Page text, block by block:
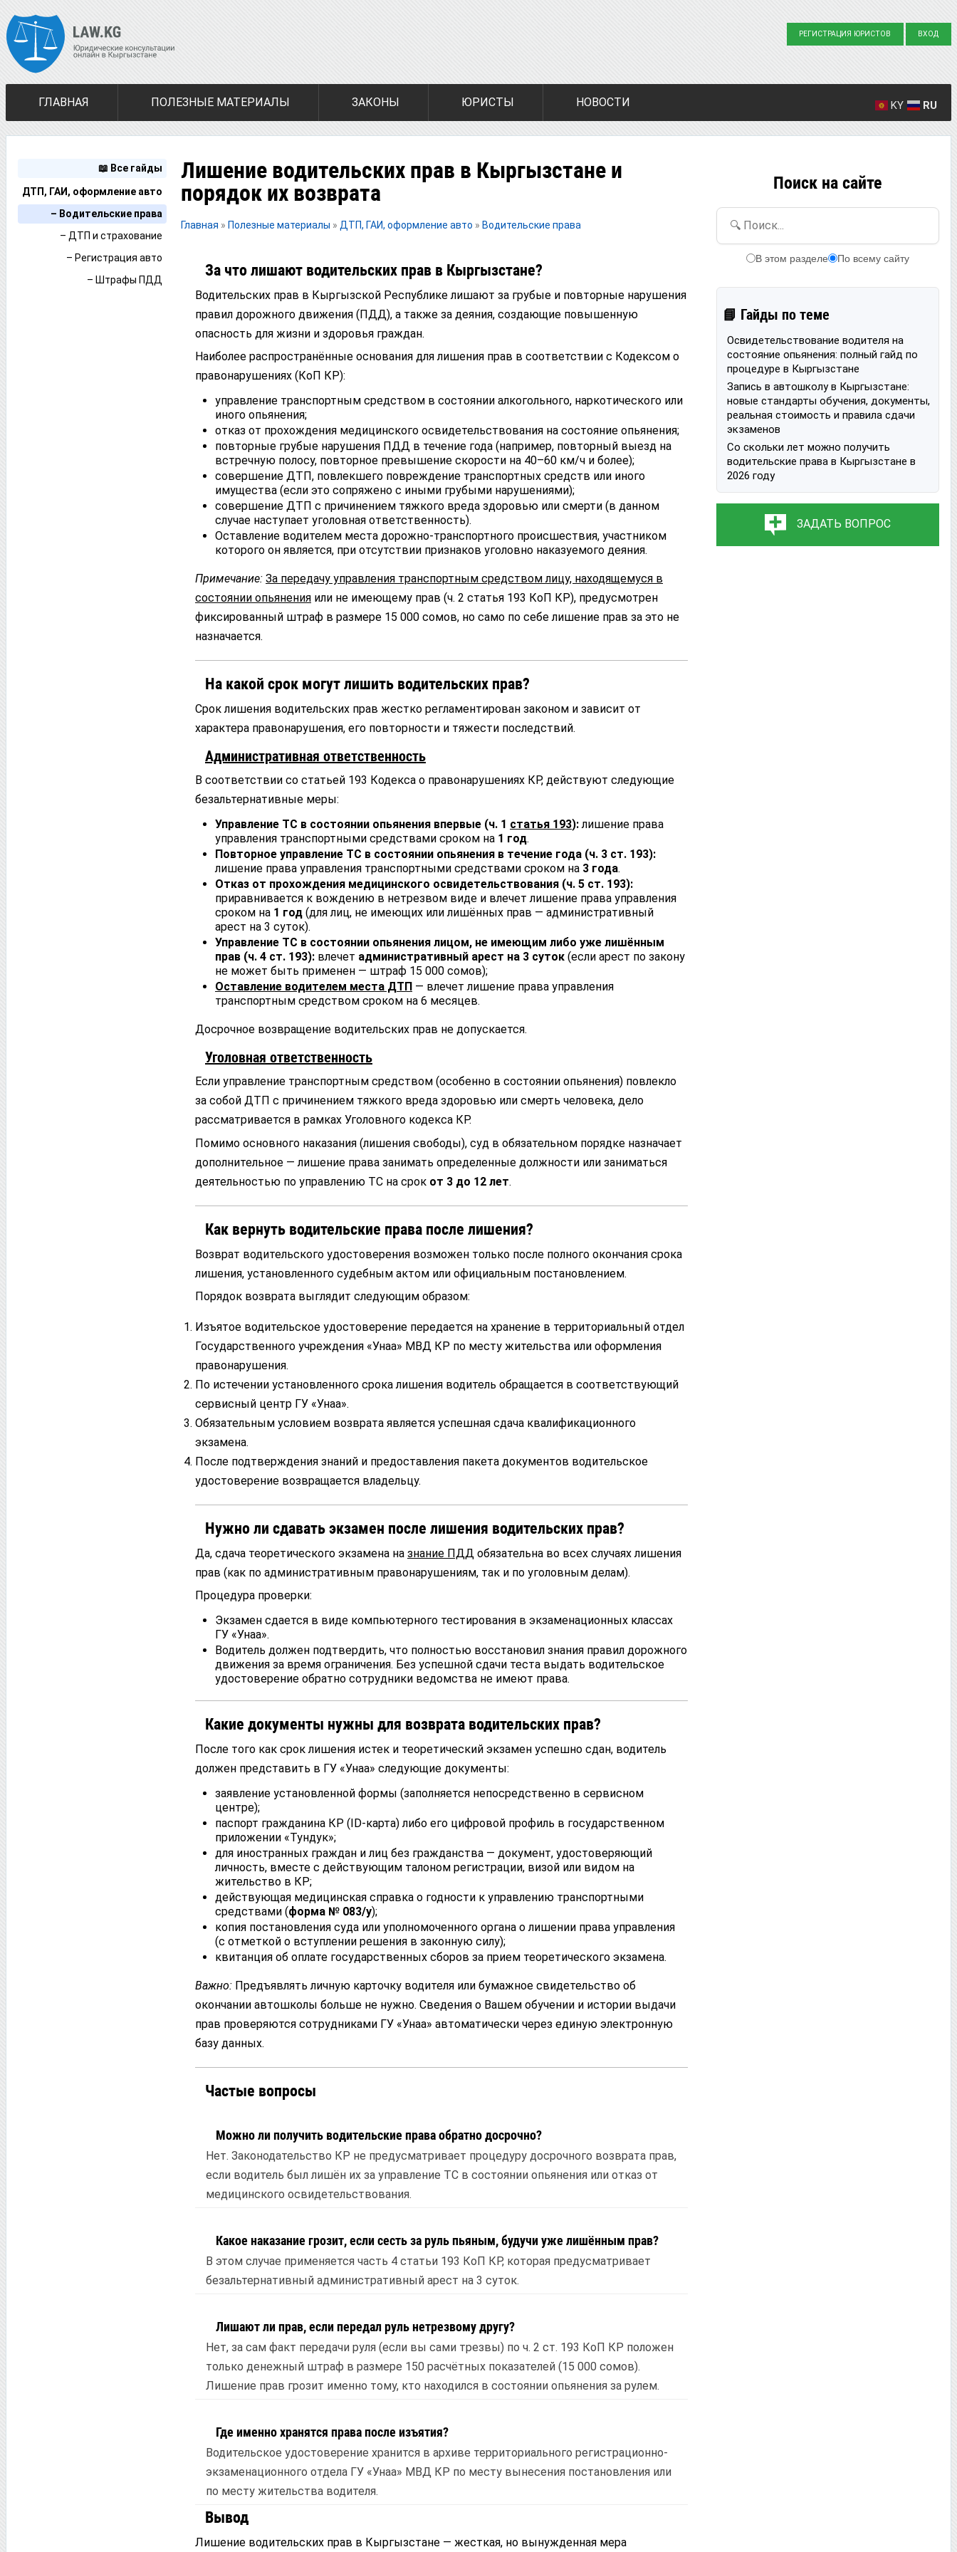
РЕГИСТРАЦИЯ ЮРИСТОВ ВХОД
ГЛАВНАЯ ПОЛЕЗНЫЕ МАТЕРИАЛЫ ЗАКОНЫ ЮРИСТЫ НОВОСТИ KY RU
📖 Все гайды
ДТП, ГАИ, оформление авто
– Водительские права
– ДТП и страхование
– Регистрация авто
– Штрафы ПДД
Лишение водительских прав в Кыргызстане и
порядок их возврата
Главная » Полезные материалы » ДТП, ГАИ, оформление авто » Водительские права
За что лишают водительских прав в Кыргызстане?
Водительских прав в Кыргызской Республике лишают за грубые и повторные нарушения
правил дорожного движения (ПДД), а также за деяния, создающие повышенную
опасность для жизни и здоровья граждан.
Наиболее распространённые основания для лишения прав в соответствии с Кодексом о
правонарушениях (КоП КР):
управление транспортным средством в состоянии алкогольного, наркотического или
иного опьянения;
отказ от прохождения медицинского освидетельствования на состояние опьянения;
повторные грубые нарушения ПДД в течение года (например, повторный выезд на
встречную полосу, повторное превышение скорости на 40–60 км/ч и более);
совершение ДТП, повлекшего повреждение транспортных средств или иного
имущества (если это сопряжено с иными грубыми нарушениями);
совершение ДТП с причинением тяжкого вреда здоровью или смерти (в данном
случае наступает уголовная ответственность).
Оставление водителем места дорожно-транспортного происшествия, участником
которого он является, при отсутствии признаков уголовно наказуемого деяния.
Примечание: За передачу управления транспортным средством лицу, находящемуся в
состоянии опьянения или не имеющему прав (ч. 2 статья 193 КоП КР), предусмотрен
фиксированный штраф в размере 15 000 сомов, но само по себе лишение прав за это не
назначается.
На какой срок могут лишить водительских прав?
Срок лишения водительских прав жестко регламентирован законом и зависит от
характера правонарушения, его повторности и тяжести последствий.
Административная ответственность
В соответствии со статьей 193 Кодекса о правонарушениях КР, действуют следующие
безальтернативные меры:
Управление ТС в состоянии опьянения впервые (ч. 1 статья 193):лишение права
управления транспортными средствами сроком на 1 год.
Повторное управление ТС в состоянии опьянения в течение года (ч. 3 ст. 193):
лишение права управления транспортными средствами сроком на 3 года.
Отказ от прохождения медицинского освидетельствования (ч. 5 ст. 193):
приравнивается к вождению в нетрезвом виде и влечет лишение права управления
сроком на 1 год (для лиц, не имеющих или лишённых прав — административный
арест на 3 суток).
Управление ТС в состоянии опьянения лицом, не имеющим либо уже лишённым
прав (ч. 4 ст. 193): влечет административный арест на 3 суток (если арест по закону
не может быть применен — штраф 15 000 сомов);
Оставление водителем места ДТП — влечет лишение права управления
транспортным средством сроком на 6 месяцев.
Досрочное возвращение водительских прав не допускается.
Уголовная ответственность
Если управление транспортным средством (особенно в состоянии опьянения) повлекло
за собой ДТП с причинением тяжкого вреда здоровью или смерть человека, дело
рассматривается в рамках Уголовного кодекса КР.
Помимо основного наказания (лишения свободы), суд в обязательном порядке назначает
дополнительное — лишение права занимать определенные должности или заниматься
деятельностью по управлению ТС на срок от 3 до 12 лет.
Как вернуть водительские права после лишения?
Возврат водительского удостоверения возможен только после полного окончания срока
лишения, установленного судебным актом или официальным постановлением.
Порядок возврата выглядит следующим образом:
Изъятое водительское удостоверение передается на хранение в территориальный отдел
Государственного учреждения «Унаа» МВД КР по месту жительства или оформления
правонарушения.
По истечении установленного срока лишения водитель обращается в соответствующий
сервисный центр ГУ «Унаа».
Обязательным условием возврата является успешная сдача квалификационного
экзамена.
После подтверждения знаний и предоставления пакета документов водительское
удостоверение возвращается владельцу.
Нужно ли сдавать экзамен после лишения водительских прав?
Да, сдача теоретического экзамена на знание ПДД обязательна во всех случаях лишения
прав (как по административным правонарушениям, так и по уголовным делам).
Процедура проверки:
Экзамен сдается в виде компьютерного тестирования в экзаменационных классах
ГУ «Унаа».
Водитель должен подтвердить, что полностью восстановил знания правил дорожного
движения за время ограничения. Без успешной сдачи теста выдать водительское
удостоверение обратно сотрудники ведомства не имеют права.
Какие документы нужны для возврата водительских прав?
После того как срок лишения истек и теоретический экзамен успешно сдан, водитель
должен представить в ГУ «Унаа» следующие документы:
заявление установленной формы (заполняется непосредственно в сервисном
центре);
паспорт гражданина КР (ID-карта) либо его цифровой профиль в государственном
приложении «Тундук»;
для иностранных граждан и лиц без гражданства — документ, удостоверяющий
личность, вместе с действующим талоном регистрации, визой или видом на
жительство в КР;
действующая медицинская справка о годности к управлению транспортными
средствами (форма № 083/у);
копия постановления суда или уполномоченного органа о лишении права управления
(с отметкой о вступлении решения в законную силу);
квитанция об оплате государственных сборов за прием теоретического экзамена.
Важно: Предъявлять личную карточку водителя или бумажное свидетельство об
окончании автошколы больше не нужно. Сведения о Вашем обучении и истории выдачи
прав проверяются сотрудниками ГУ «Унаа» автоматически через единую электронную
базу данных.
Частые вопросы
Можно ли получить водительские права обратно досрочно?
Нет. Законодательство КР не предусматривает процедуру досрочного возврата прав,
если водитель был лишён их за управление ТС в состоянии опьянения или отказ от
медицинского освидетельствования.
Какое наказание грозит, если сесть за руль пьяным, будучи уже лишённым прав?
В этом случае применяется часть 4 статьи 193 КоП КР, которая предусматривает
безальтернативный административный арест на 3 суток.
Лишают ли прав, если передал руль нетрезвому другу?
Нет, за сам факт передачи руля (если вы сами трезвы) по ч. 2 ст. 193 КоП КР положен
только денежный штраф в размере 150 расчётных показателей (15 000 сомов).
Лишение прав грозит именно тому, кто находился в состоянии опьянения за рулем.
Где именно хранятся права после изъятия?
Водительское удостоверение хранится в архиве территориального регистрационно-
экзаменационного отдела ГУ «Унаа» МВД КР по месту вынесения постановления или
по месту жительства водителя.
Вывод
Лишение водительских прав в Кыргызстане — жесткая, но вынужденная мера
Поиск на сайте
🔍 Поиск...
В этом разделе По всему сайту
📘 Гайды по теме
Освидетельствование водителя на
состояние опьянения: полный гайд по
процедуре в Кыргызстане
Запись в автошколу в Кыргызстане:
новые стандарты обучения, документы,
реальная стоимость и правила сдачи
экзаменов
Со скольки лет можно получить
водительские права в Кыргызстане в
2026 году
ЗАДАТЬ ВОПРОС